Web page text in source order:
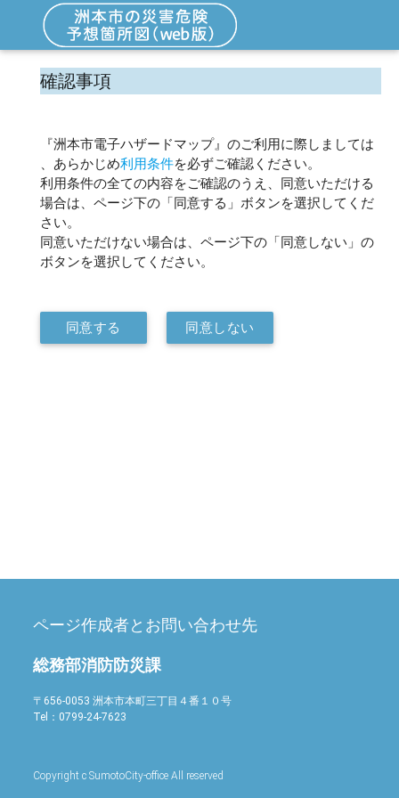
確認事項
『洲本市電子ハザードマップ』のご利用に際しましては
、あらかじめ利用条件を必ずご確認ください。
利用条件の全ての内容をご確認のうえ、同意いただける
場合は、ページ下の「同意する」ボタンを選択してくだ
さい。
同意いただけない場合は、ページ下の「同意しない」の
ボタンを選択してください。
同意する 同意しない
ページ作成者とお問い合わせ先
総務部消防防災課
〒656-0053 洲本市本町三丁目４番１０号
Tel： 0799-24-7623
Copyright c SumotoCity-office All reserved